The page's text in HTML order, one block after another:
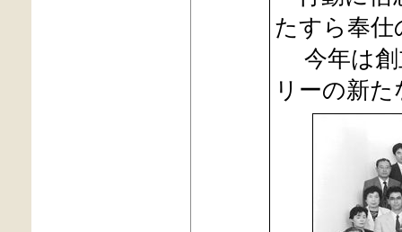
たすら奉
今年は創
リーの新